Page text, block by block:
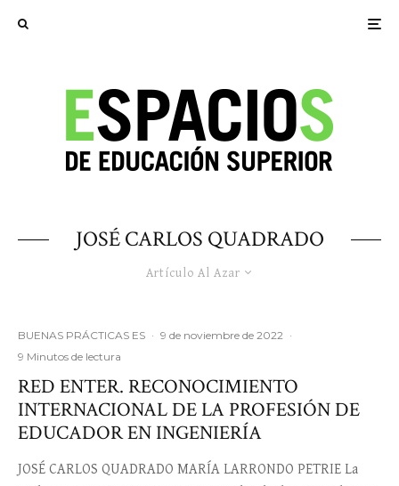
JOSÉ CARLOS QUADRADO
Artículo Al Azar
BUENAS PRÁCTICAS ES · 9 de noviembre de 2022 ·
9 Minutos de lectura
RED ENTER. RECONOCIMIENTO
INTERNACIONAL DE LA PROFESIÓN DE
EDUCADOR EN INGENIERÍA
JOSÉ CARLOS QUADRADO MARÍA LARRONDO PETRIE La